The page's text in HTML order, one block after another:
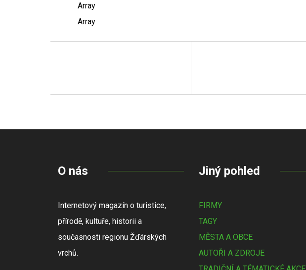
Array
Array
O nás
Internetový magazín o turistice,
přírodě, kultuře, historii a
současnosti regionu Žďárských
vrchů.
Jiný pohled
FIRMY
TAGY
MĚSTA A OBCE
AUTOŘI A ZDROJE